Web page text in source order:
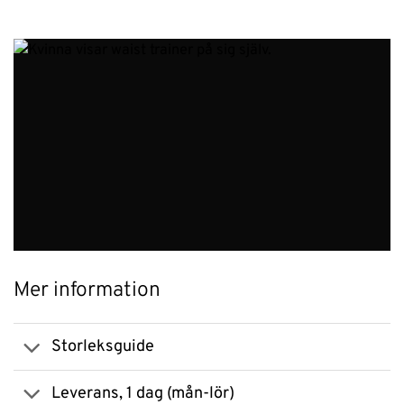
Mer information
Storleksguide
Leverans, 1 dag (mån-lör)